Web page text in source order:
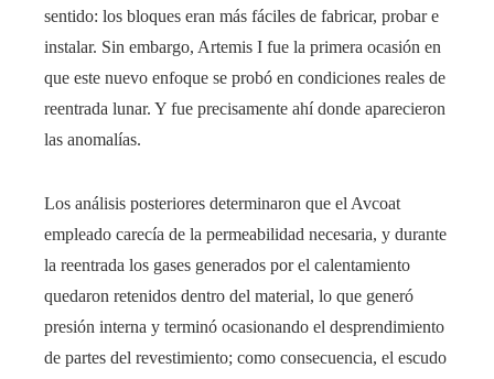
sentido: los bloques eran más fáciles de fabricar, probar e
instalar. Sin embargo, Artemis I fue la primera ocasión en
que este nuevo enfoque se probó en condiciones reales de
reentrada lunar. Y fue precisamente ahí donde aparecieron
las anomalías.
Los análisis posteriores determinaron que el Avcoat
empleado carecía de la permeabilidad necesaria, y durante
la reentrada los gases generados por el calentamiento
quedaron retenidos dentro del material, lo que generó
presión interna y terminó ocasionando el desprendimiento
de partes del revestimiento; como consecuencia, el escudo